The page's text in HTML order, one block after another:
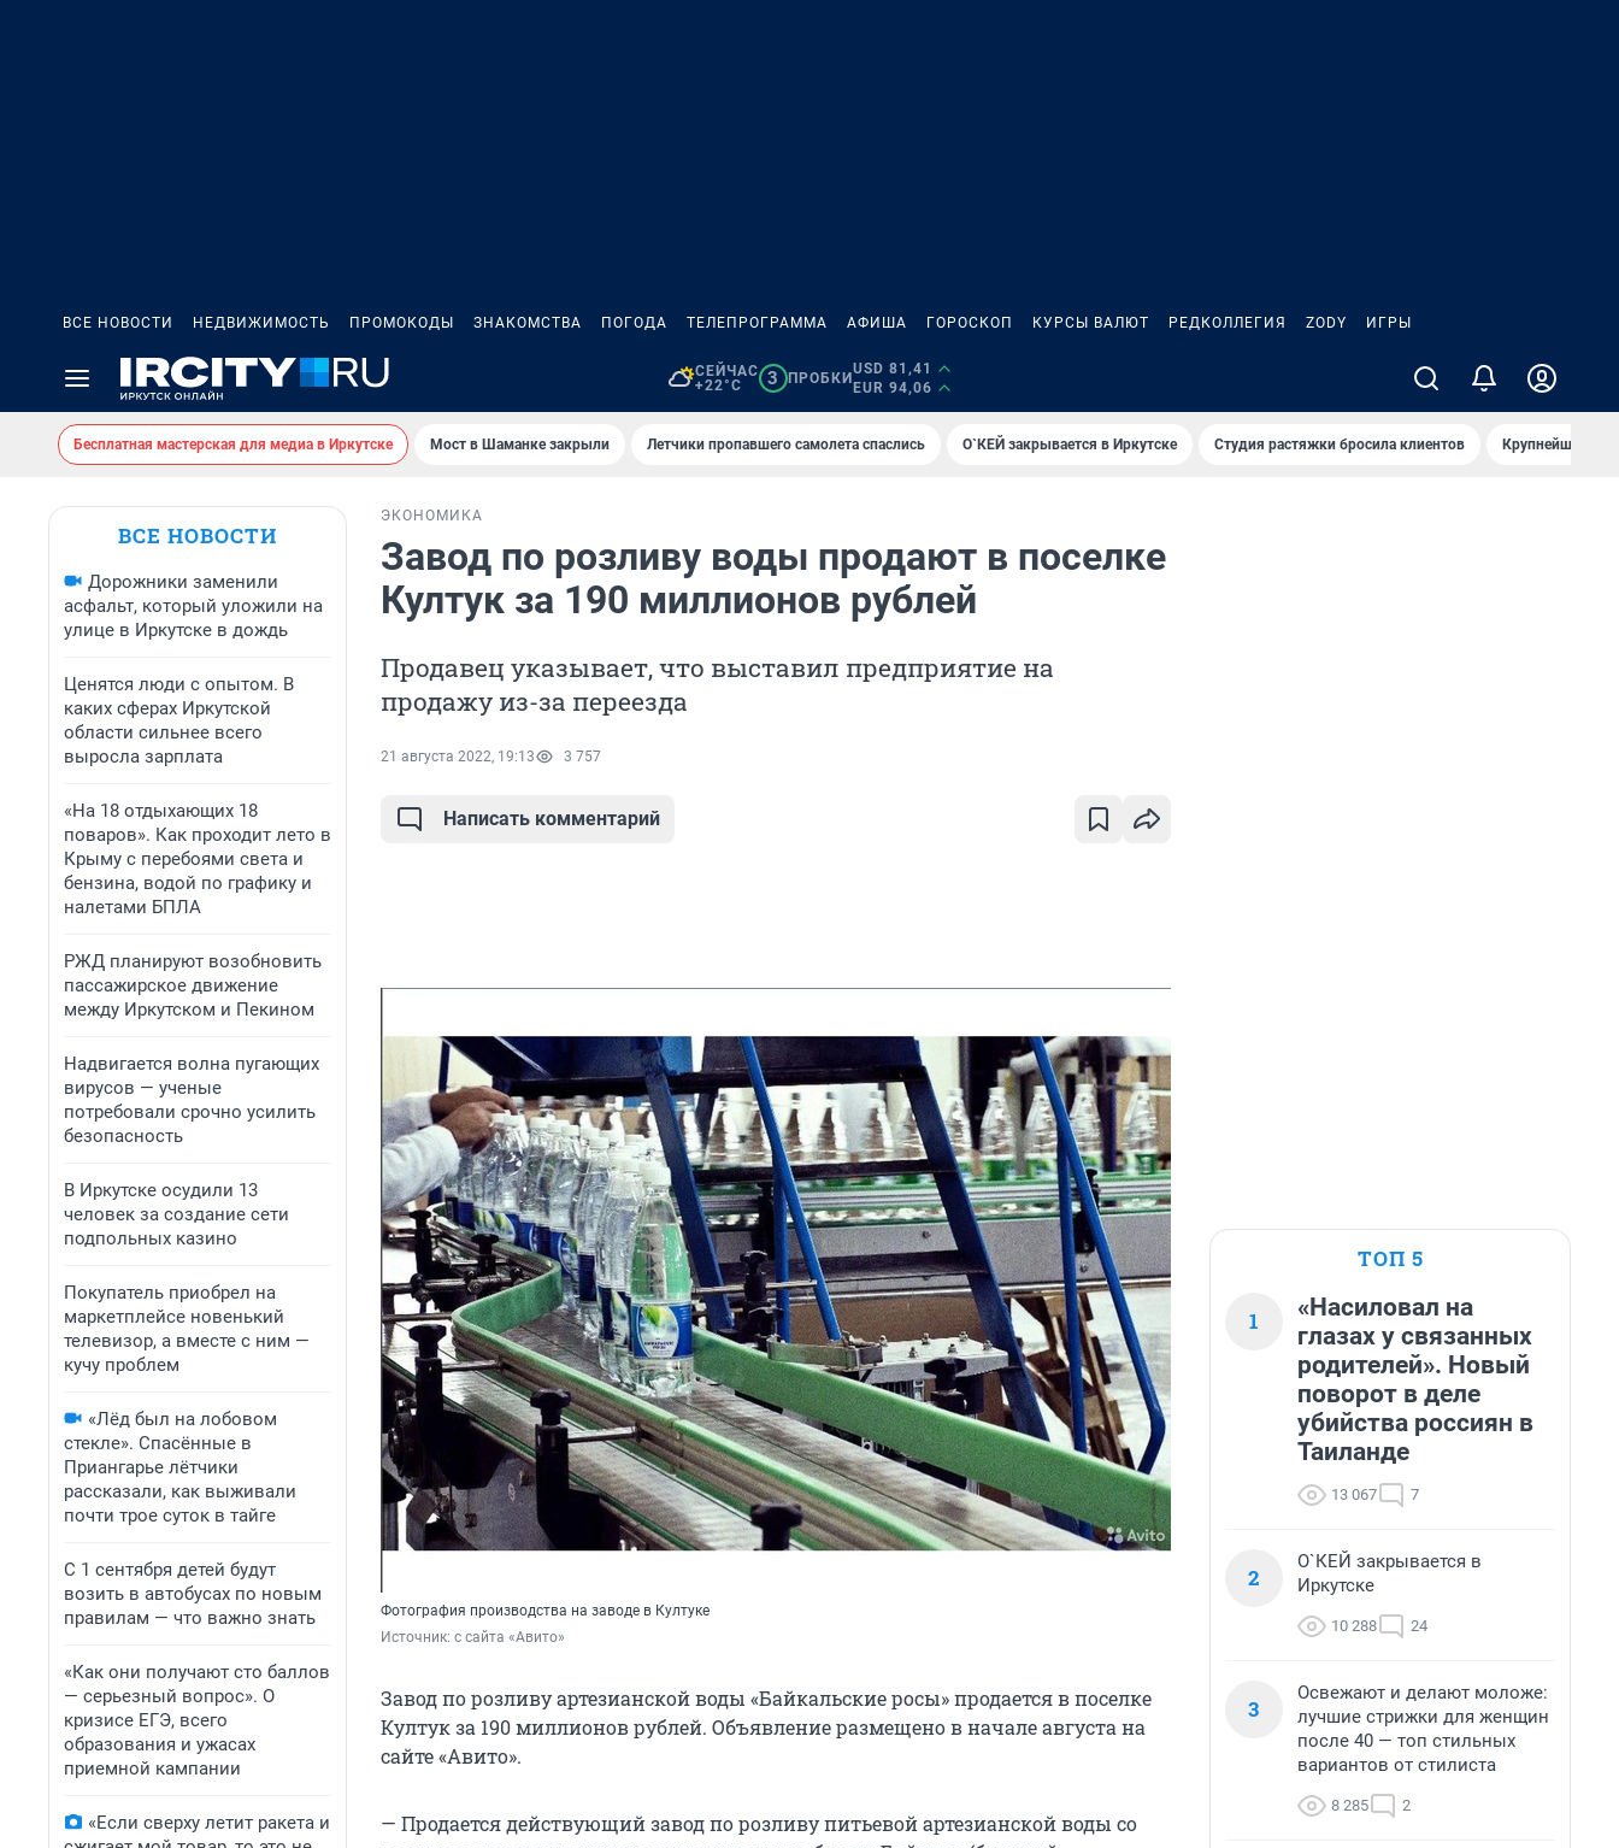
ВСЕ НОВОСТИ НЕДВИЖИМОСТЬ ПРОМОКОДЫ ЗНАКОМСТВА ПОГОДА ТЕЛЕПРОГРАММА АФИША ГОРОСКОП КУРСЫ ВАЛЮТ РЕДКОЛЛЕГИЯ ZODY ИГРЫ
СЕЙЧАС
+22°C
3 ПРОБКИ
USD 81,41
EUR 94,06
Бесплатная мастерская для медиа в Иркутске Мост в Шаманке закрыли Летчики пропавшего самолета спаслись О`КЕЙ закрывается в Иркутске Студия растяжки бросила клиентов Крупнейшие
ВСЕ НОВОСТИ
Дорожники заменили
асфальт, который уложили на
улице в Иркутске в дождь
Ценятся люди с опытом. В
каких сферах Иркутской
области сильнее всего
выросла зарплата
«На 18 отдыхающих 18
поваров». Как проходит лето в
Крыму с перебоями света и
бензина, водой по графику и
налетами БПЛА
РЖД планируют возобновить
пассажирское движение
между Иркутском и Пекином
Надвигается волна пугающих
вирусов — ученые
потребовали срочно усилить
безопасность
В Иркутске осудили 13
человек за создание сети
подпольных казино
Покупатель приобрел на
маркетплейсе новенький
телевизор, а вместе с ним —
кучу проблем
«Лёд был на лобовом
стекле». Спасённые в
Приангарье лётчики
рассказали, как выживали
почти трое суток в тайге
С 1 сентября детей будут
возить в автобусах по новым
правилам — что важно знать
«Как они получают сто баллов
— серьезный вопрос». О
кризисе ЕГЭ, всего
образования и ужасах
приемной кампании
«Если сверху летит ракета и
ЭКОНОМИКА
Завод по розливу воды продают в поселке
Култук за 190 миллионов рублей
Продавец указывает, что выставил предприятие на
продажу из-за переезда
21 августа 2022, 19:13 3 757
Написать комментарий
Фотография производства на заводе в Култуке
Источник: с сайта «Авито»
Завод по розливу артезианской воды «Байкальские росы» продается в поселке
Култук за 190 миллионов рублей. Объявление размещено в начале августа на
сайте «Авито».
— Продается действующий завод по розливу питьевой артезианской воды со
ТОП 5
1
«Насиловал на
глазах у связанных
родителей». Новый
поворот в деле
убийства россиян в
Таиланде
13 067 7
2
О`КЕЙ закрывается в
Иркутске
10 288 24
3
Освежают и делают моложе:
лучшие стрижки для женщин
после 40 — топ стильных
вариантов от стилиста
8 285 2